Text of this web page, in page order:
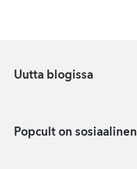
Uutta blogissa
Popcult on sosiaalinen